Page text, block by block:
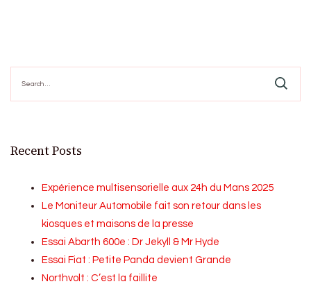
for:
Recent Posts
Expérience multisensorielle aux 24h du Mans 2025
Le Moniteur Automobile fait son retour dans les
kiosques et maisons de la presse
Essai Abarth 600e : Dr Jekyll & Mr Hyde
Essai Fiat : Petite Panda devient Grande
Northvolt : C’est la faillite